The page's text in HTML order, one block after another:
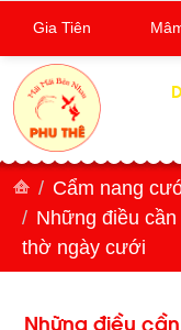
Cẩm nang
Những điều
thờ ngày cưới
Những điều
Gia Tiên